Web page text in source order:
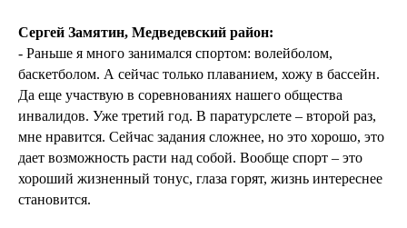
Сергей Замятин, Медведевский район:
- Раньше я много занимался спортом: волейболом,
баскетболом. А сейчас только плаванием, хожу в бассейн.
Да еще участвую в соревнованиях нашего общества
инвалидов. Уже третий год. В паратурслете – второй раз,
мне нравится. Сейчас задания сложнее, но это хорошо, это
дает возможность расти над собой. Вообще спорт – это
хороший жизненный тонус, глаза горят, жизнь интереснее
становится.